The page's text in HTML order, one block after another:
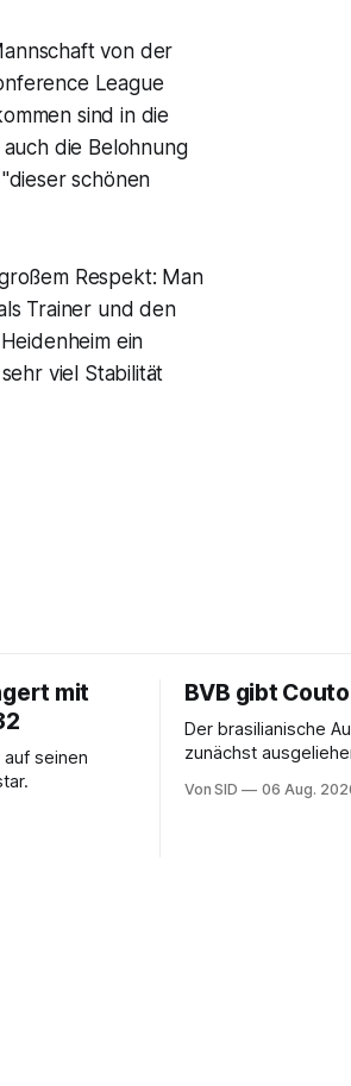
von der
League
sind in die
die Belohnung
schönen
Respekt: Man
Trainer und den
ein
viel Stabilität
mit
seinen
BVB gibt
Der brasilianische
zunächst
Von SID 06 Aug.